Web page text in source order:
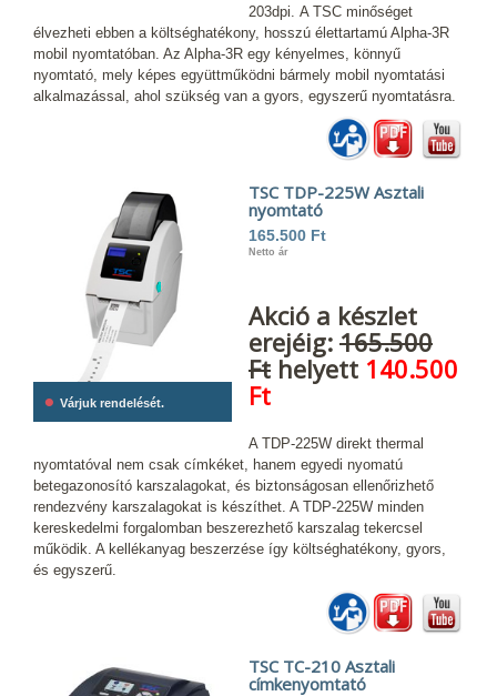
203dpi. A TSC minőséget
élvezheti ebben a költséghatékony, hosszú élettartamú Alpha-3R
mobil nyomtatóban. Az Alpha-3R egy kényelmes, könnyű
nyomtató, mely képes együttműködni bármely mobil nyomtatási
alkalmazással, ahol szükség van a gyors, egyszerű nyomtatásra.
• Várjuk rendelését.
TSC TDP-225W Asztali
nyomtató
165.500 Ft
Netto ár
Akció a készlet
erejéig: 165.500
Ft helyett 140.500
Ft
A TDP-225W direkt thermal
nyomtatóval nem csak címkéket, hanem egyedi nyomatú
betegazonosító karszalagokat, és biztonságosan ellenőrizhető
rendezvény karszalagokat is készíthet. A TDP-225W minden
kereskedelmi forgalomban beszerezhető karszalag tekercsel
működik. A kellékanyag beszerzése így költséghatékony, gyors,
és egyszerű.
TSC TC-210 Asztali
címkenyomtató